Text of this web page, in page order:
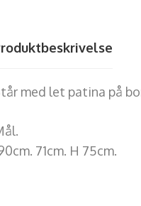
med let patina på
71cm. H 75cm.